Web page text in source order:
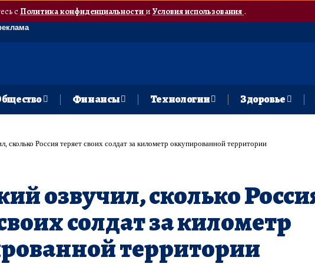
сПолитика конфиденциальностии Условия использования.
Финансы Технологии Здоровье
сколько Россия теряет своих солдат за километр оккупированной территории
озвучил, сколько
солдат за километр
территории